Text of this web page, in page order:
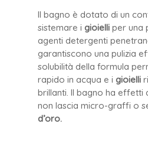
Il bagno è dotato di un
sistemare i gioielli per una
agenti detergenti
garantiscono una pulizia
solubilità della formula
rapido in acqua e i gioielli
brillanti. Il bagno ha effetti
non lascia micro-graffi o
d’oro.